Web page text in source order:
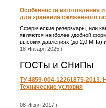
Особенности изготовления
для хранения сжиженного
Сферические резервуары, или
являются наиболее удобной
высоких давлениях (до 2,0 МПа)
18 Января 2025 г.
ГОСТы и СНиПы
ТУ 4859-004-12261875-2013.
Технические условия
08 Июня 2017 г.